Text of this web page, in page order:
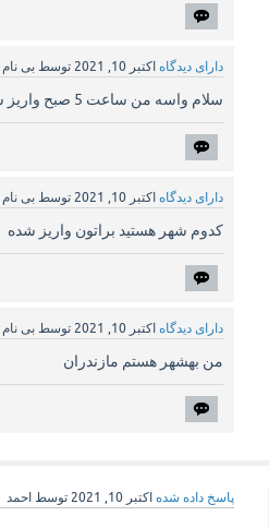
دارای دیدگاه اکتبر 10, 2021 توسطبی نام
سلام واسه من ساعت 5 صبح واریز شده بانک رفاه
دارای دیدگاه اکتبر 10, 2021 توسطبی نام
کدوم شهر هستید براتون واریز شده
دارای دیدگاه اکتبر 10, 2021 توسطبی نام
من بهشهر هستم مازندران
پاسخ داده شده اکتبر 10, 2021 توسط احمد